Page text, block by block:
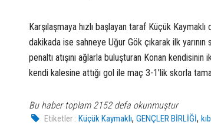
Karşılaşmaya hızlı başlayan taraf Küçük
dakikada ise sahneye Uğur Gök çıkarak ilk yarının
penaltı atışını ağlarla buluşturan Konan
kendi kalesine attığı gol ile maç 3-1’lik skorla
Bu haber toplam 2152 defa okunmuştur
Etiketler : Küçük Kaymaklı,GENÇLER BİRLİĞİ,